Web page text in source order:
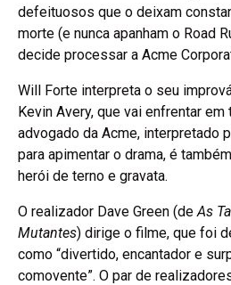
defeituosos que o deixam
morte (e nunca apanham o Road
decide processar a Acme
Will Forte interpreta o seu
Kevin Avery, que vai enfrentar
advogado da Acme, interpretado
para apimentar o drama, é
herói de terno e gravata.
O realizador Dave Green (de As
Mutantes) dirige o filme, que foi
como “divertido, encantador e
comovente”. O par de